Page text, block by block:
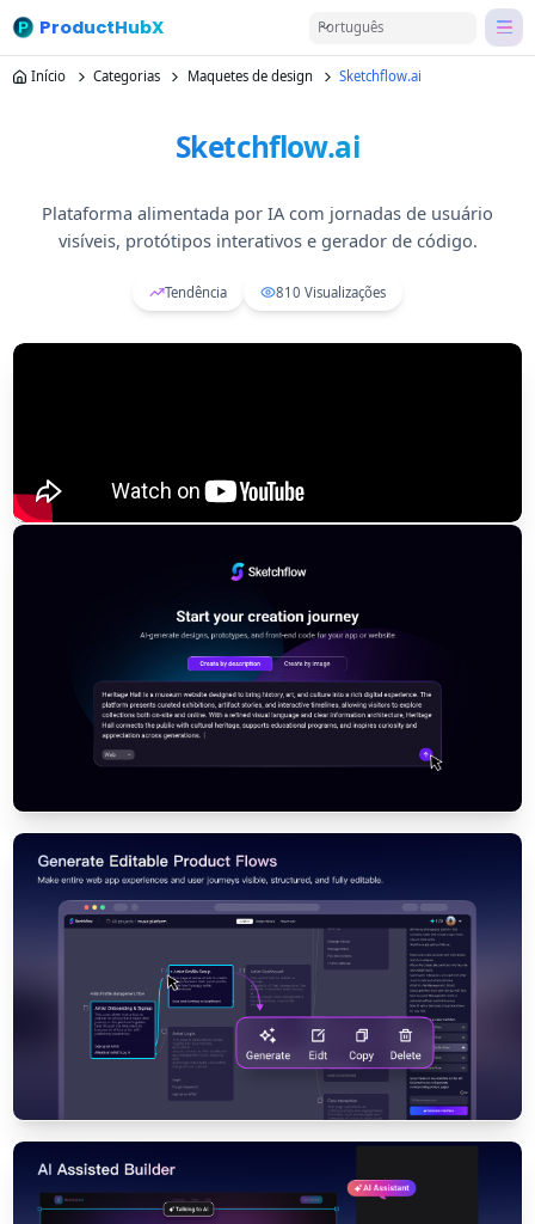
ProductHubX Português
Início Categorias Maquetes de design Sketchflow.ai
Sketchflow.ai
Plataforma alimentada por IA com jornadas de usuário
visíveis, protótipos interativos e gerador de código.
Tendência 810 Visualizações